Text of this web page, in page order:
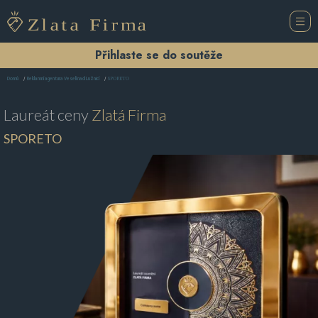
Přihlaste se do soutěže
Domů Reklamní agentura Veselí nad Lužnicí SPORETO
Laureát cenyZlatá Firma
SPORETO